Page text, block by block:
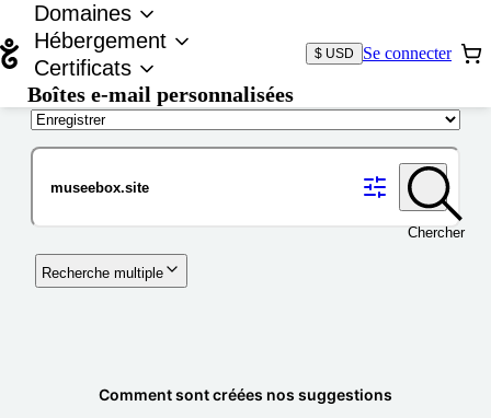
Domaines
Hébergement
Certificats
Boîtes e-mail personnalisées
$ USD Se connecter
Chercher
Recherche multiple
Comment sont créées nos suggestions